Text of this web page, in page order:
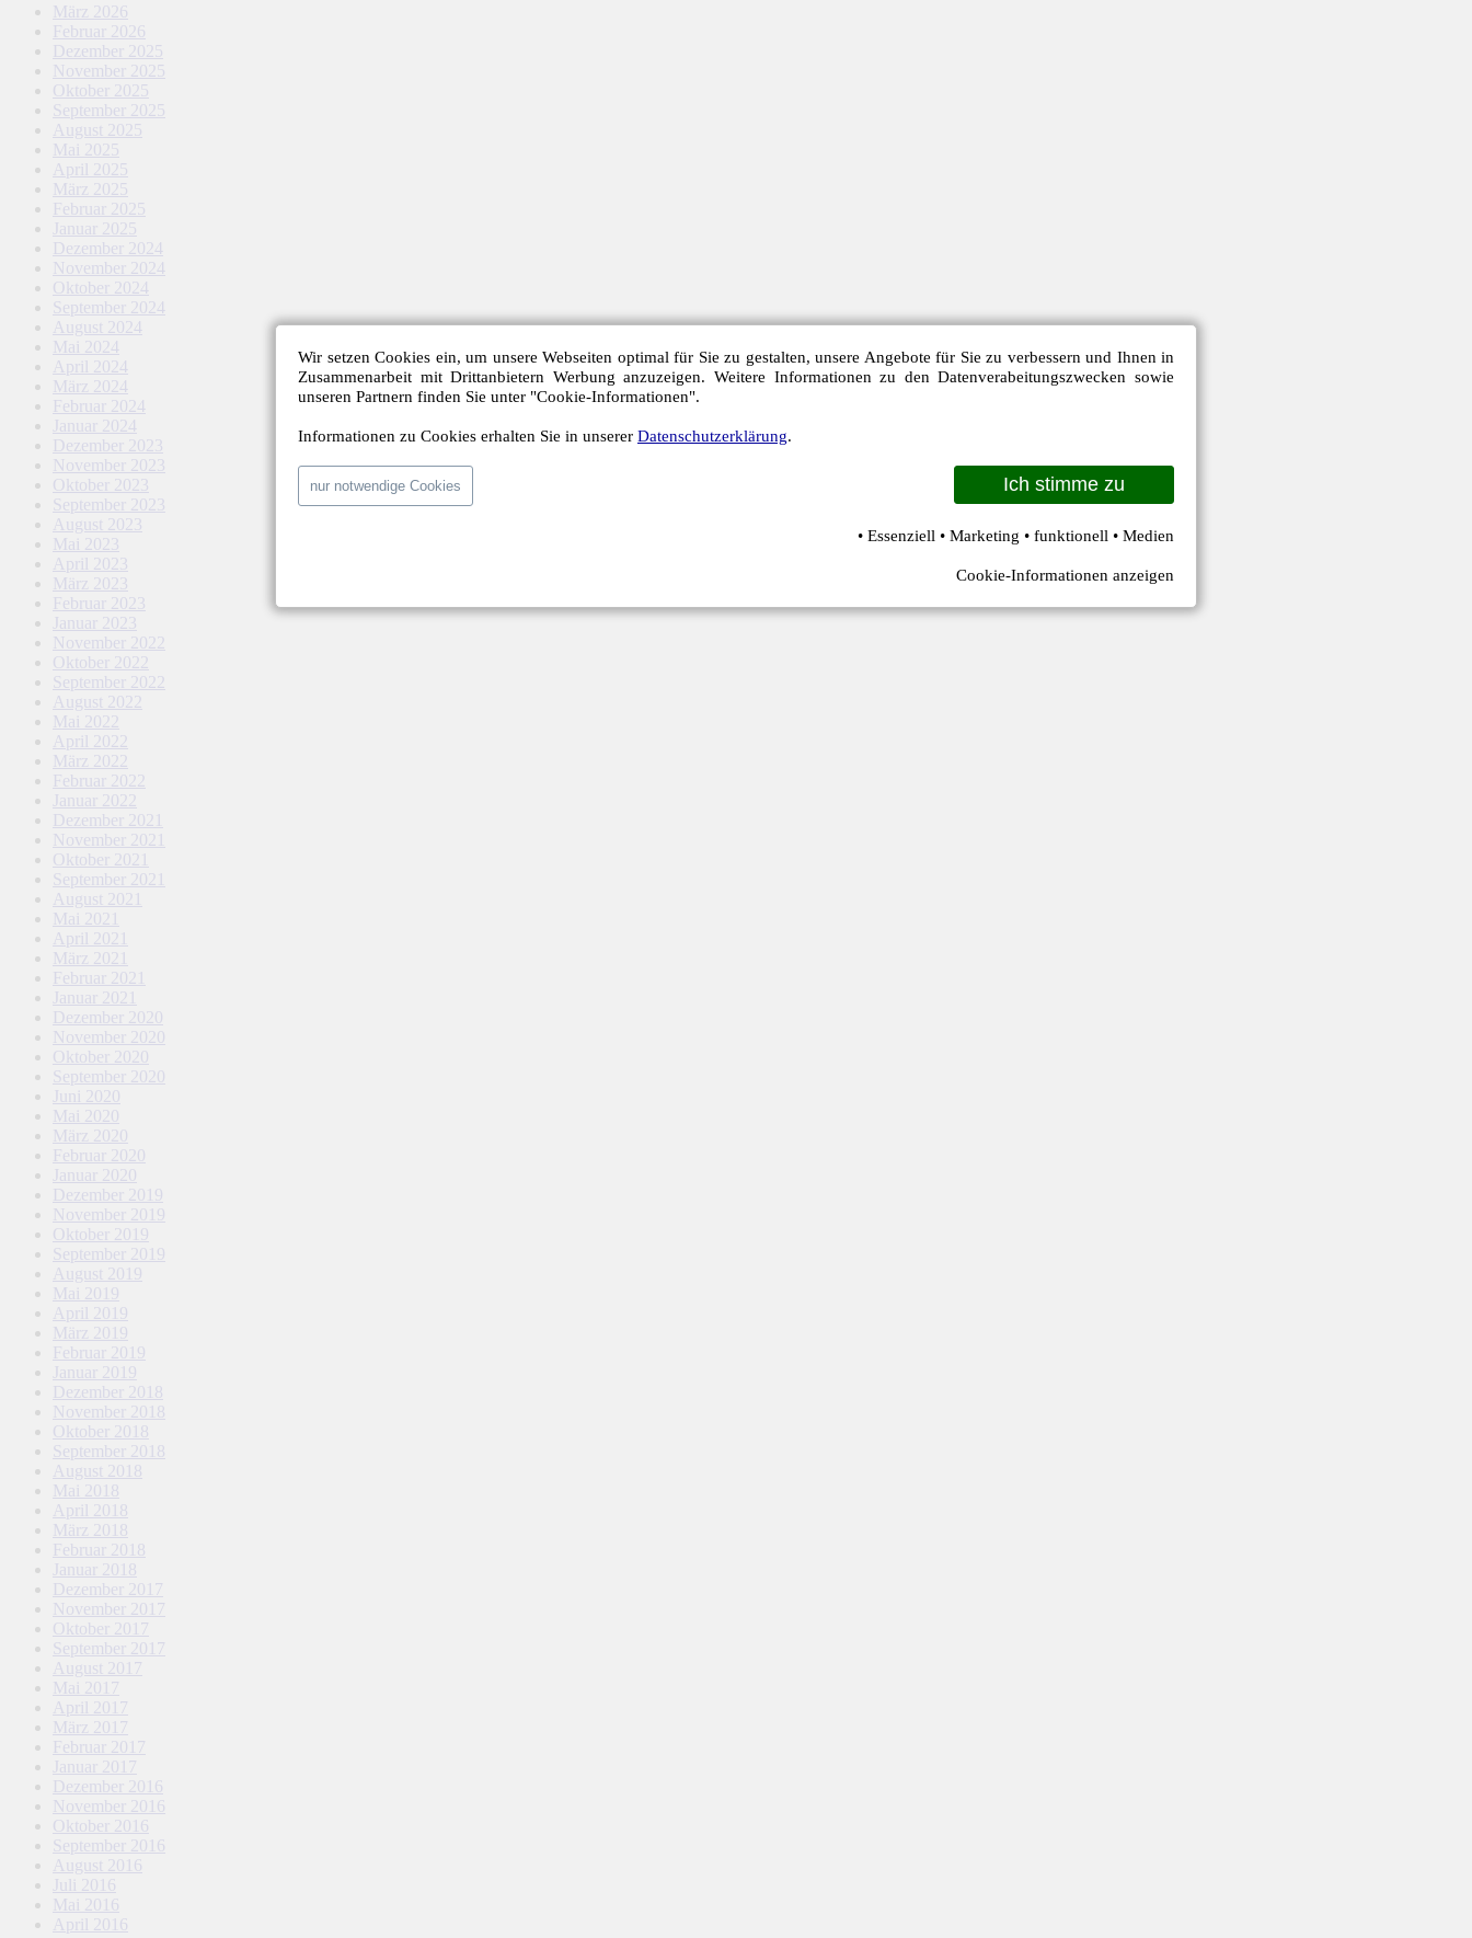
März 2026
Februar 2026
Dezember 2025
November 2025
Oktober 2025
September 2025
August 2025
Mai 2025
April 2025
März 2025
Februar 2025
Januar 2025
Dezember 2024
November 2024
Oktober 2024
September 2024
August 2024
Mai 2024
April 2024
März 2024
Februar 2024
Januar 2024
Dezember 2023
November 2023
Oktober 2023
September 2023
August 2023
Mai 2023
April 2023
März 2023
Februar 2023
Januar 2023
November 2022
Oktober 2022
September 2022
August 2022
Mai 2022
April 2022
März 2022
Februar 2022
Januar 2022
Dezember 2021
November 2021
Oktober 2021
September 2021
August 2021
Mai 2021
April 2021
März 2021
Februar 2021
Januar 2021
Dezember 2020
November 2020
Oktober 2020
September 2020
Juni 2020
Mai 2020
März 2020
Februar 2020
Januar 2020
Dezember 2019
November 2019
Oktober 2019
September 2019
August 2019
Mai 2019
April 2019
März 2019
Februar 2019
Januar 2019
Dezember 2018
November 2018
Oktober 2018
September 2018
August 2018
Mai 2018
April 2018
März 2018
Februar 2018
Januar 2018
Dezember 2017
November 2017
Oktober 2017
September 2017
August 2017
Mai 2017
April 2017
März 2017
Februar 2017
Januar 2017
Dezember 2016
November 2016
Oktober 2016
September 2016
August 2016
Juli 2016
Mai 2016
April 2016
Wir setzen Cookies ein, um unsere Webseiten optimal für Sie zu gestalten, unsere Angebote für Sie zu verbessern und Ihnen in
Zusammenarbeit mit Drittanbietern Werbung anzuzeigen. Weitere Informationen zu den Datenverabeitungszwecken sowie
unseren Partnern finden Sie unter "Cookie-Informationen".
Informationen zu Cookies erhalten Sie in unserer Datenschutzerklärung.
nur notwendige Cookies Ich stimme zu
• Essenziell • Marketing • funktionell • Medien
Cookie-Informationen anzeigen